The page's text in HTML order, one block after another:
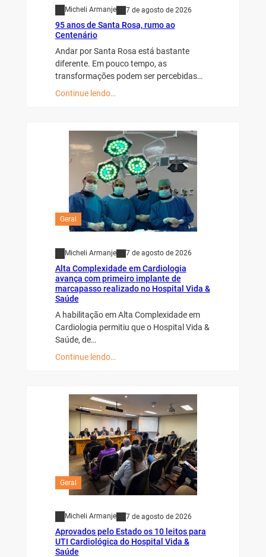
Micheli Armanje 7 de agosto de 2026
95 anos de Santa Rosa, rumo ao
Centenário
Andar por Santa Rosa está bastante
diferente. Em pouco tempo, as
transformações podem ser percebidas…
Continue lendo…
Geral
Micheli Armanje 7 de agosto de 2026
Alta Complexidade em Cardiologia
avança com primeiro implante de
marcapasso realizado no Hospital Vida &
Saúde
A habilitação em Alta Complexidade em
Cardiologia permitiu que o Hospital Vida &
Saúde, de…
Continue lendo…
Geral
Micheli Armanje 7 de agosto de 2026
Aprovados pelo Estado os 10 leitos para
UTI Cardiológica do Hospital Vida &
Saúde